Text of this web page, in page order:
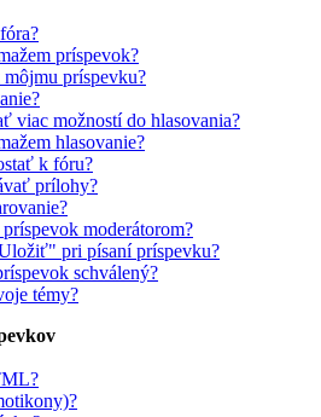
príspevok?
príspevku?
viac možností do hlasovania?
hlasovanie?
k fóru?
prílohy?
moderátorom?
pri písaní príspevku?
schválený?
témy?